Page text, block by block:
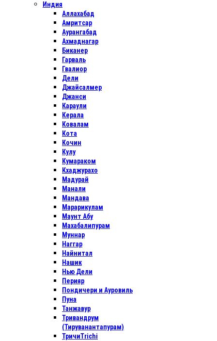
Индия
Аллахабад
Амритсар
Аурангабад
Ахмаднагар
Биканер
Гарваль
Гвалиор
Дели
Джайсалмер
Джанси
Караули
Керала
Ковалам
Кота
Кочин
Кулу
Кумараком
Кхаджурахо
Мадурай
Манали
Мандава
Марарикулам
Маунт Абу
Махабалипурам
Муннар
Наггар
Найнитал
Нашик
Нью Дели
Перияр
Пондичери и Ауровиль
Пуна
Танжавур
Тривандрум
(Тируванантапурам)
ТричиTrichi